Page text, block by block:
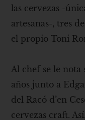
las cervezas -
artesanas-, tres
el propio Toni
Al chef se le
años junto a
del Racó d’en
cervezas craft.